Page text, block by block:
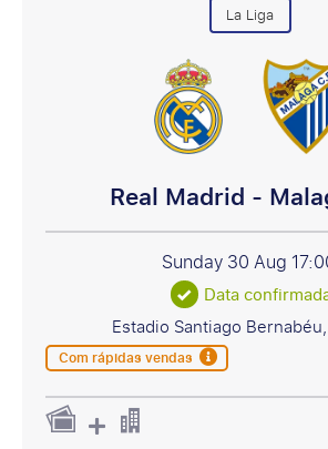
La Liga
Real Madrid -
Sunday 30 Aug
Data
Estadio Santiago
Com rápidas vendas